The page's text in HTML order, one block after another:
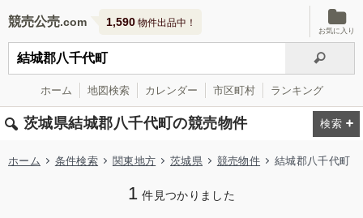
競売公売 1,590 物件出品中！
お気に入り
ホーム 地図検索 カレンダー 市区町村 ランキング
茨城県結城郡八千代町の競売物件
ホーム 条件検索 関東地方 茨城県 競売物件 結城郡八千代町
1 件見つかりました